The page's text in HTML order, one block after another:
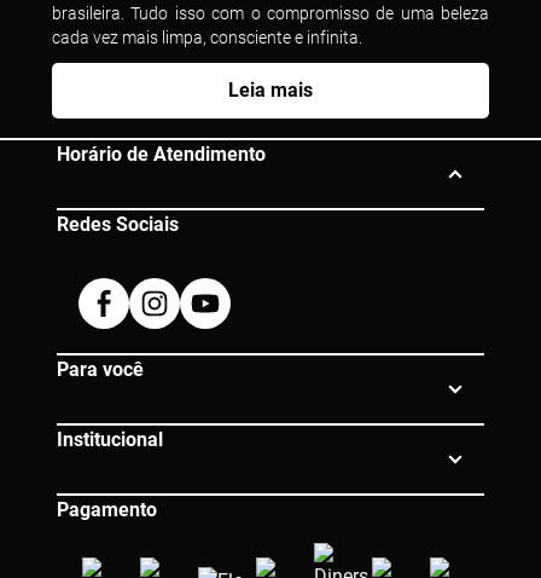
brasileira. Tudo isso com o compromisso de uma beleza
cada vez mais limpa, consciente e infinita.
Leia mais
Horário de Atendimento
Dúvidas? Entre em contato:
0800 080 0609 |
atendimento@eico.com.br
Redes Sociais
FacebookInstagramYoutube
Para você
Institucional
Pagamento